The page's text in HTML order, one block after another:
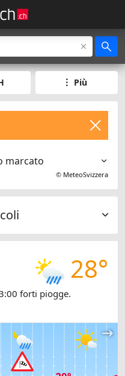
Più
marcato
© MeteoSvizzera
28°
forti piogge.